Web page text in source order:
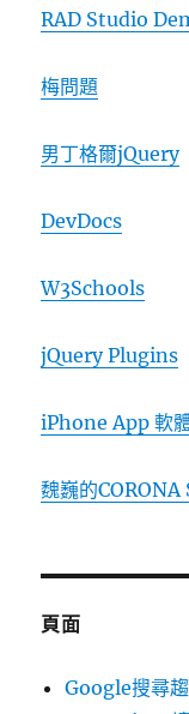
RAD Studio
梅問題
男丁格爾jQuery
DevDocs
W3Schools
jQuery Plugins
iPhone App 軟
魏巍的CORONA
頁面
Google搜尋